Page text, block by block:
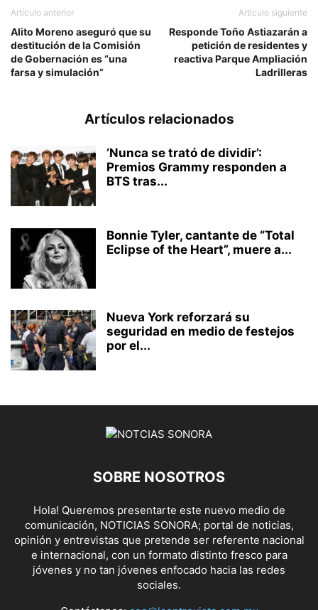
Artículo anterior
Alito Moreno aseguró que su
destitución de la Comisión
de Gobernación es “una
farsa y simulación”
Artículo siguiente
Responde Toño Astiazarán a
petición de residentes y
reactiva Parque Ampliación
Ladrilleras
Artículos relacionados
‘Nunca se trató de dividir’:
Premios Grammy responden a
BTS tras...
Bonnie Tyler, cantante de “Total
Eclipse of the Heart”, muere a...
Nueva York reforzará su
seguridad en medio de festejos
por el...
SOBRE NOSOTROS
Hola! Queremos presentarte este nuevo medio de
comunicación, NOTICIAS SONORA; portal de noticias,
opinión y entrevistas que pretende ser referente nacional
e internacional, con un formato distinto fresco para
jóvenes y no tan jóvenes enfocado hacia las redes
sociales.